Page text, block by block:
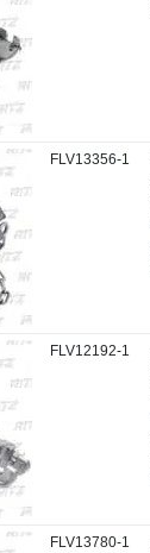
FLV13356-1
FLV12192-1
FLV13780-1